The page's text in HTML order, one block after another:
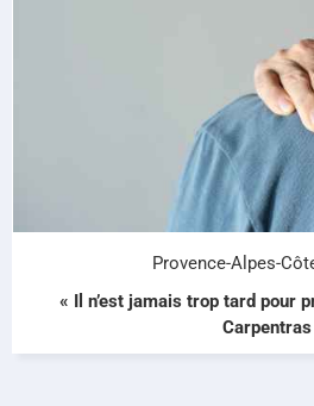
Provence-Alpes-
« Il n’est jamais trop tard pour
Carpentras